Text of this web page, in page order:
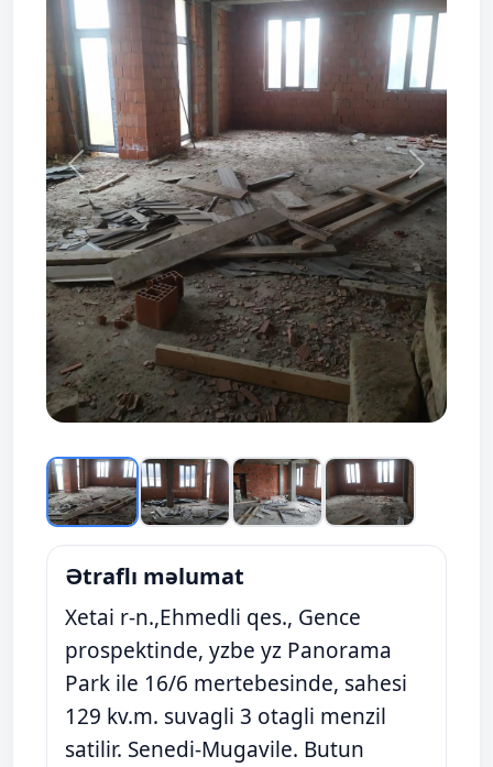
Prev Next
Ətraflı məlumat
Xetai r-n.,Ehmedli qes., Gence
prospektinde, yzbe yz Panorama
Park ile 16/6 mertebesinde, sahesi
129 kv.m. suvagli 3 otagli menzil
satilir. Senedi-Mugavile. Butun